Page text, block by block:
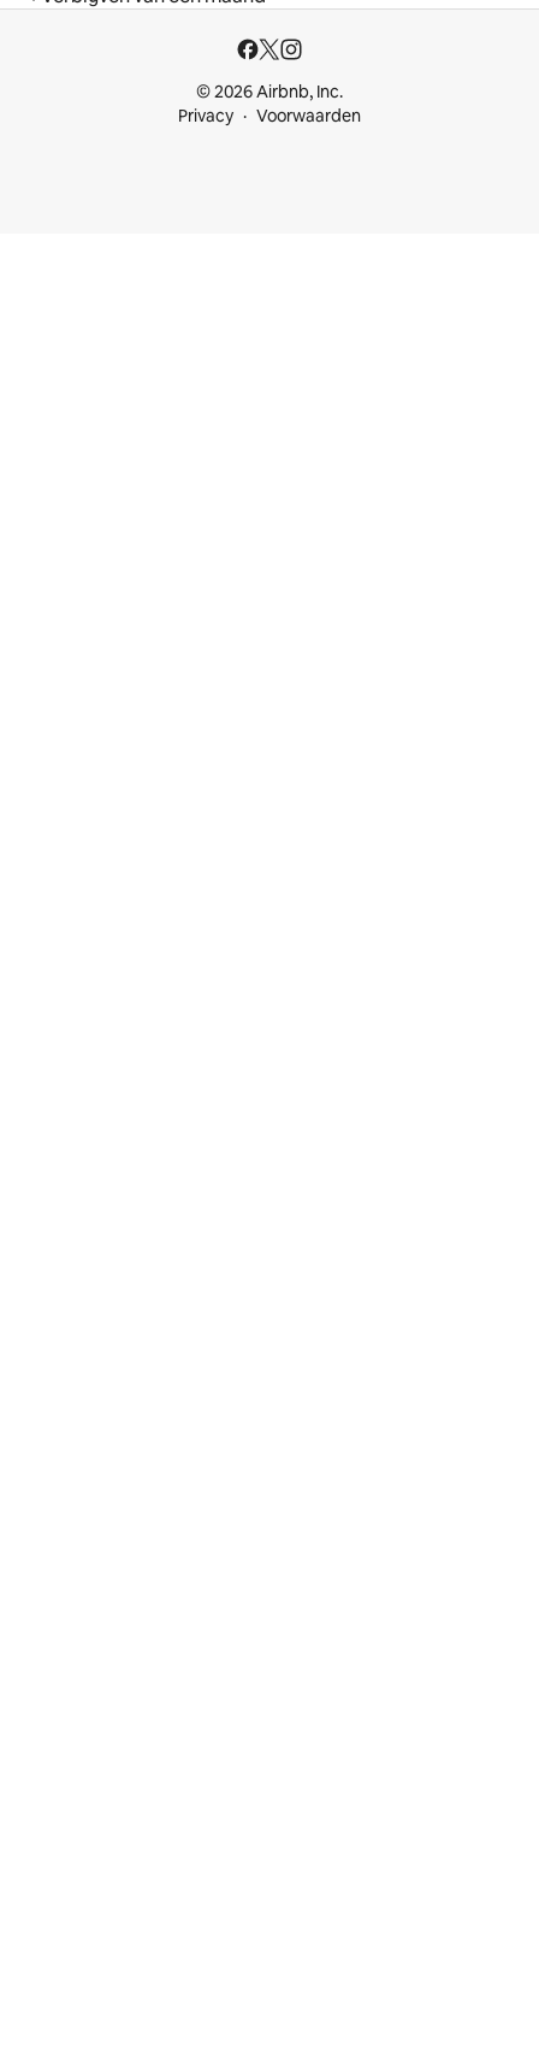
© 2026 Airbnb, Inc.
Privacy
Voorwaarden